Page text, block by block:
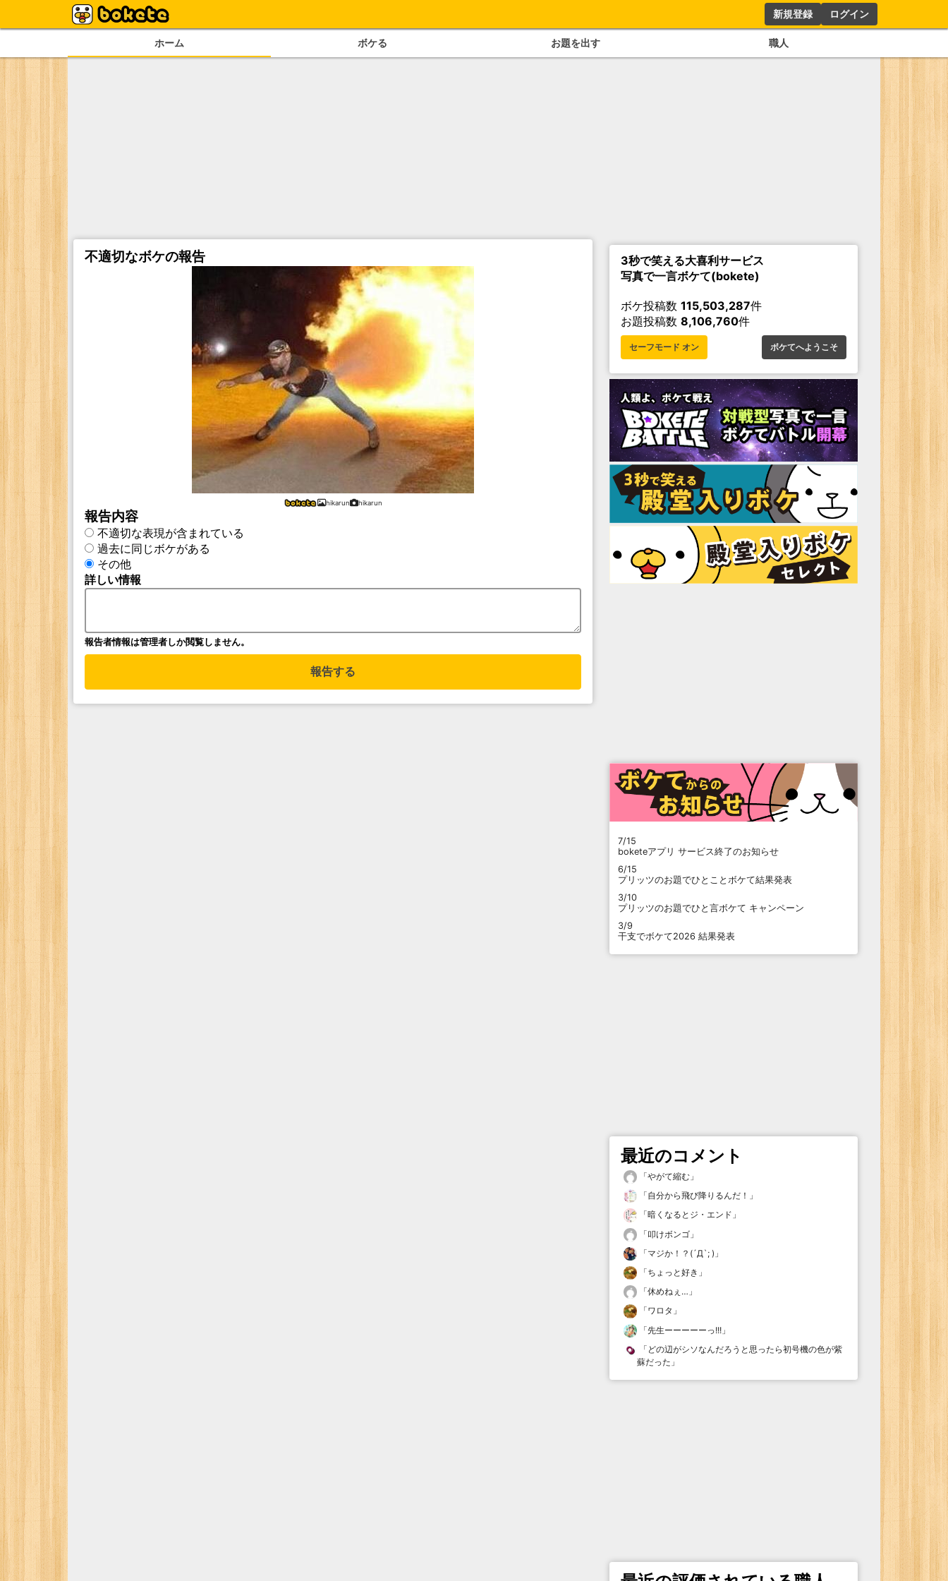
新規登録 ログイン
ホーム ボケる お題を出す 職人
不適切なボケの報告
hikarun hikarun
報告内容
不適切な表現が含まれている
過去に同じボケがある
その他
詳しい情報
報告者情報は管理者しか閲覧しません。
報告する
3秒で笑える大喜利サービス
写真で一言ボケて(bokete)
ボケ投稿数 115,503,287件
お題投稿数 8,106,760件
セーフモード オン ボケてへようこそ
7/15
boketeアプリ サービス終了のお知らせ
6/15
プリッツのお題でひとことボケて結果発表
3/10
プリッツのお題でひと言ボケて キャンペーン
3/9
干支でボケて2026 結果発表
最近のコメント
「やがて縮む 」
「自分から飛び降りるんだ！ 」
「暗くなるとジ・エンド 」
「叩けボンゴ 」
「マジか！？(´Д`; ) 」
「ちょっと好き 」
「休めねぇ… 」
「ワロタ 」
「先生ーーーーーっ!!! 」
「 どの辺がシソなんだろうと思ったら初号機の色が紫
蘇だった 」